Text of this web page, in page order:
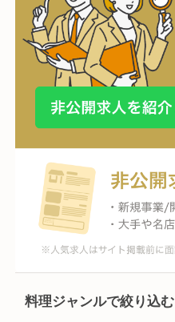
料理ジャンルで絞り込む